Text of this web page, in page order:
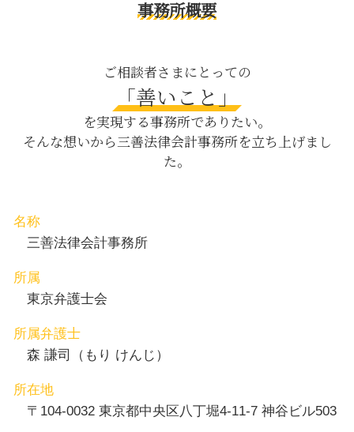
会社法 内部統制
残業代 請求
セクハラ 職場
公正証書 遺言 死亡したら
パワハラ 防止
子供のいない夫婦 相続
介護 離婚
離婚 調停 別居 生活費
労働問題 八丁堀 弁護士
内容証明郵便 八丁堀 相談
交通事故 八丁堀 弁護士
刑事事件 目黒区 相談
債権回収 中央区 相談
養育費 渋谷区 相談
刑事事件 茅場町 弁護士
企業法務 渋谷区 相談
相続 茅場町 相談
事務所概要
ご相談者さまにとっての
「善いこと」
を実現する事務所でありたい。
そんな想いから三善法律会計事務所を立ち上げまし
た。
名称
三善法律会計事務所
所属
東京弁護士会
所属弁護士
森 謙司（もり けんじ）
所在地
〒104-0032 東京都中央区八丁堀4-11-7 神谷ビル503